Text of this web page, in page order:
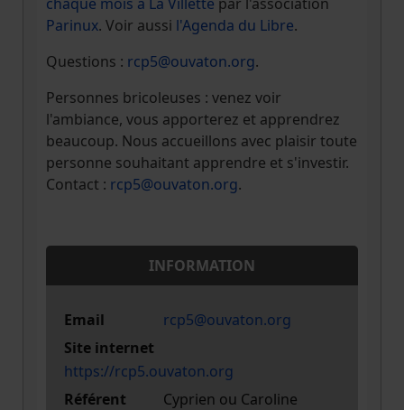
Parinux. Voir aussi l'Agenda du Libre.
Questions : rcp5@ouvaton.org.
Personnes bricoleuses : venez voir
l'ambiance, vous apporterez et apprendrez
beaucoup. Nous accueillons avec plaisir toute
personne souhaitant apprendre et s'investir.
Contact : rcp5@ouvaton.org.
INFORMATION
Email
rcp5@ouvaton.org
Site internet
https://rcp5.ouvaton.org
Référent
Cyprien ou Caroline